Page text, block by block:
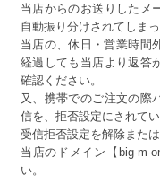
当店からのお送りしたメ
自動振り分けされてしま
当店の、休日・営業時間
経過しても当店より返答
確認ください。
又、携帯でのご注文の際
信を、拒否設定にされて
受信拒否設定を解除また
当店のドメイン【big-m-
い。